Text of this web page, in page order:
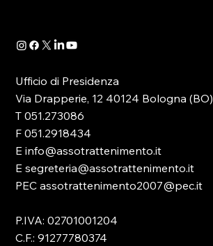
Ufficio di Presidenza
Via Drapperie, 12 40124 Bologna (BO)
T 051.273086
F 051.2918434
E info@assotrattenimento.it
E segreteria@assotrattenimento.it
PEC assotrattenimento2007@pec.it
P.IVA: 02701001204
C.F.: 91277780374